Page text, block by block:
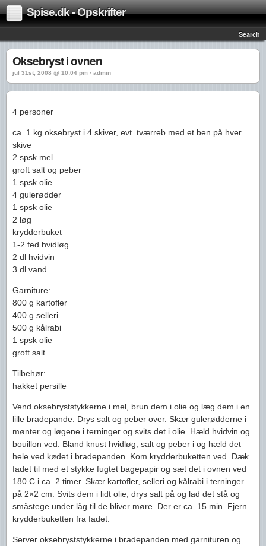
Spise.dk - Opskrifter
Search
Oksebryst i ovnen
jul 31st, 2008 @ 10:04 pm › admin
4 personer
ca. 1 kg oksebryst i 4 skiver, evt. tværreb med et ben på hver
skive
2 spsk mel
groft salt og peber
1 spsk olie
4 gulerødder
1 spsk olie
2 løg
krydderbuket
1-2 fed hvidløg
2 dl hvidvin
3 dl vand
Garniture:
800 g kartofler
400 g selleri
500 g kålrabi
1 spsk olie
groft salt
Tilbehør:
hakket persille
Vend oksebryststykkerne i mel, brun dem i olie og læg dem i en
lille bradepande. Drys salt og peber over. Skær gulerødderne i
mønter og løgene i terninger og svits det i olie. Hæld hvidvin og
bouillon ved. Bland knust hvidløg, salt og peber i og hæld det
hele ved kødet i bradepanden. Kom krydderbuketten ved. Dæk
fadet til med et stykke fugtet bagepapir og sæt det i ovnen ved
180 C i ca. 2 timer. Skær kartofler, selleri og kålrabi i terninger
på 2×2 cm. Svits dem i lidt olie, drys salt på og lad det stå og
småstege under låg til de bliver møre. Der er ca. 15 min. Fjern
krydderbuketten fra fadet.
Server oksebryststykkerne i bradepanden med garnituren og